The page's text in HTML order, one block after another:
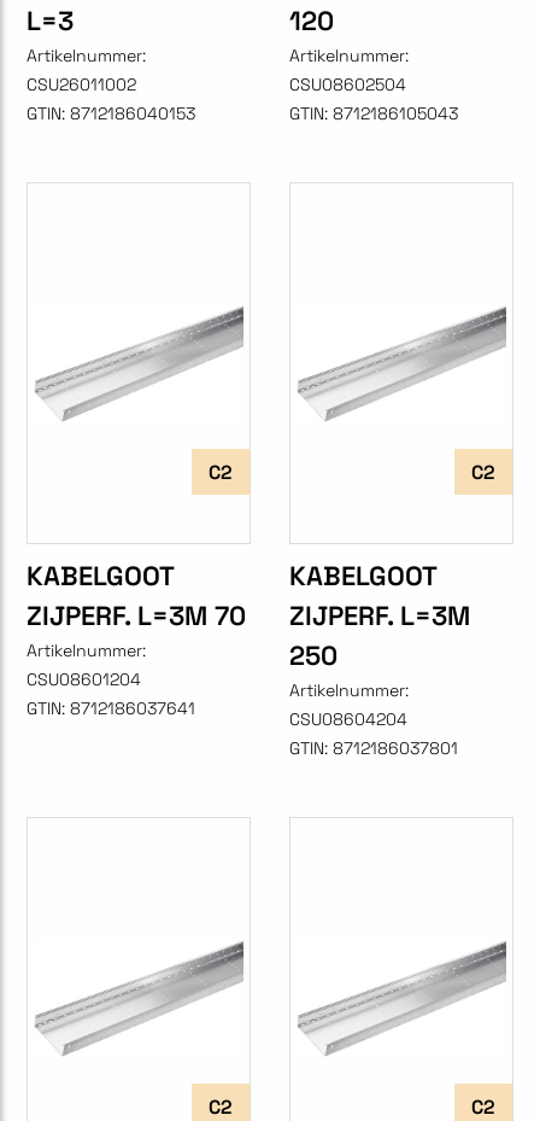
L=3
Artikelnummer:
CSU26011002
GTIN: 8712186040153
120
Artikelnummer:
CSU08602504
GTIN: 8712186105043
C2
KABELGOOT
ZIJPERF. L=3M 70
Artikelnummer:
CSU08601204
GTIN: 8712186037641
C2
KABELGOOT
ZIJPERF. L=3M
250
Artikelnummer:
CSU08604204
GTIN: 8712186037801
C2 C2